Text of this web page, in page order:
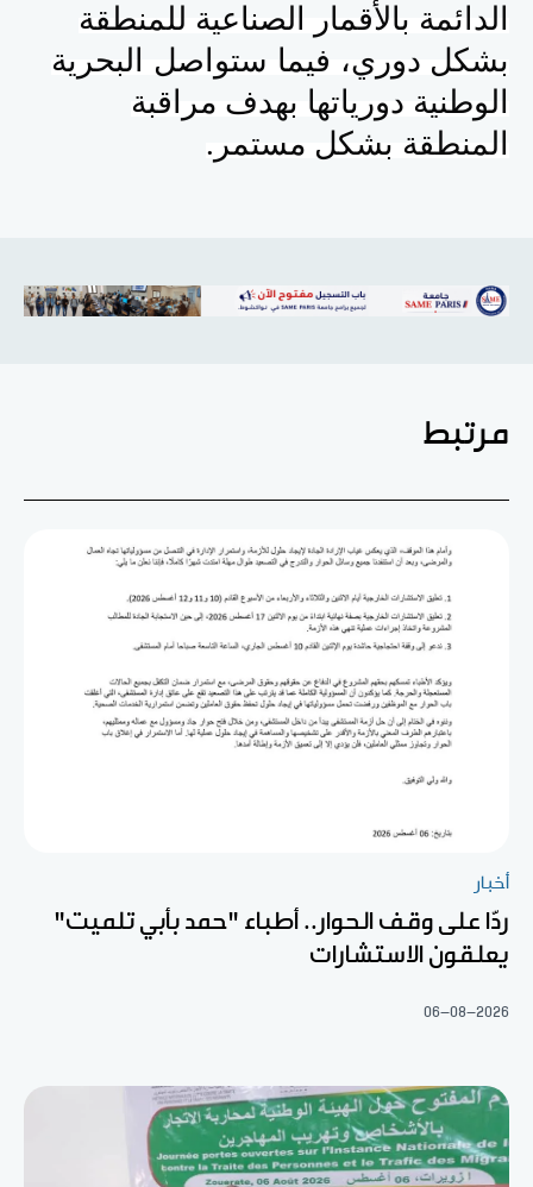
الدائمة بالأقمار الصناعية للمنطقة
بشكل دوري، فيما ستواصل
البحرية
الوطنية دورياتها بهدف مراقبة
المنطقة بشكل مستمر .
مرتبط
أخبار
ردّا على وقف الحوار.. أطباء "حمد بأبي تلميت"
يعلقون الاستشارات
06-08-2026